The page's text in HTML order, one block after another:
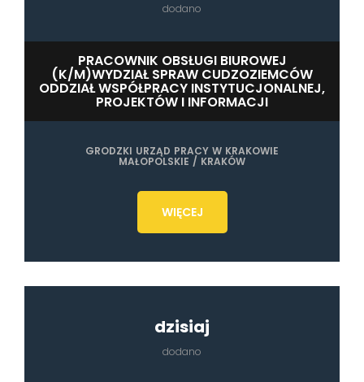
dodano
PRACOWNIK OBSŁUGI BIUROWEJ
(K/M)WYDZIAŁ SPRAW CUDZOZIEMCÓW
ODDZIAŁ WSPÓŁPRACY INSTYTUCJONALNEJ,
PROJEKTÓW I INFORMACJI
GRODZKI URZĄD PRACY W KRAKOWIE
MAŁOPOLSKIE / KRAKÓW
WIĘCEJ
dzisiaj
dodano